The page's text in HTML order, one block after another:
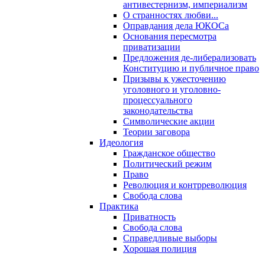
антивестернизм, империализм
О странностях любви...
Оправдания дела ЮКОСа
Основания пересмотра
приватизации
Предложения де-либерализовать
Конституцию и публичное право
Призывы к ужесточению
уголовного и уголовно-
процессуального
законодательства
Символические акции
Теории заговора
Идеология
Гражданское общество
Политический режим
Право
Революция и контрреволюция
Свобода слова
Практика
Приватность
Свобода слова
Справедливые выборы
Хорошая полиция